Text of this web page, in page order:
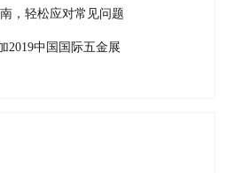
，轻松应对常见问题​
2019中国国际五金展